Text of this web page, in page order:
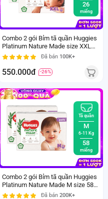
26
miếng
Combo 2 gói Bỉm tã quần Huggies
Platinum Nature Made size XXL
26 miếng (trên 15kg)
Đã bán 100K+
550.000đ -26%
Tã quần
M
6-11 Kg
58
miếng
Combo 2 gói Bỉm tã quần Huggies
Platinum Nature Made M size 58
miếng (6-11kg)Đã bán 200K+